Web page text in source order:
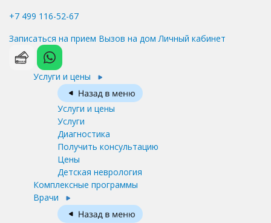
+7 499 116-52-67
Записаться на прием Вызов на дом Личный кабинет
Услуги и цены
Услуги и цены
Услуги
Диагностика
Получить консультацию
Цены
Детская неврология
Комплексные программы
Врачи